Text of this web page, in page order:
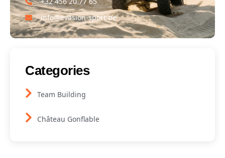
info@evasion-sport.be
Categories
Team Building
Château Gonflable